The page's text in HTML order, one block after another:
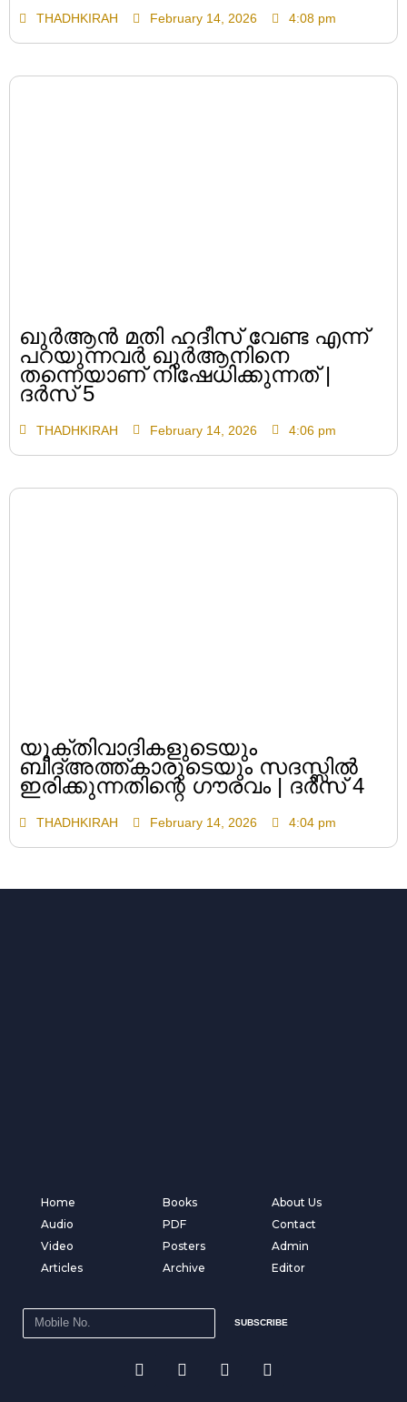
THADHKIRAH February 14, 2026 4:08 pm
ഖുർആൻ മതി ഹദീസ് വേണ്ട എന്ന്
പറയുന്നവർ ഖുർആനിനെ
തന്നെയാണ് നിഷേധിക്കുന്നത് |
ദർസ് 5
THADHKIRAH February 14, 2026 4:06 pm
യുക്തിവാദികളുടെയും
ബിദ്അത്ത്കാരുടെയും സദസ്സിൽ
ഇരിക്കുന്നതിന്റെ ഗൗരവം | ദർസ് 4
THADHKIRAH February 14, 2026 4:04 pm
Home
Audio
Video
Articles
Books
PDF
Posters
Archive
About Us
Contact
Admin
Editor
SUBSCRIBE